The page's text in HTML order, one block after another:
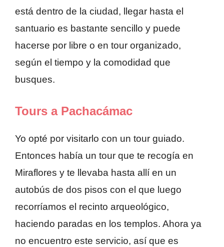
está dentro de la ciudad, llegar hasta el
santuario es bastante sencillo y puede
hacerse por libre o en tour organizado,
según el tiempo y la comodidad que
busques.
Tours a Pachacámac
Yo opté por visitarlo con un tour guiado.
Entonces había un tour que te recogía en
Miraflores y te llevaba hasta allí en un
autobús de dos pisos con el que luego
recorríamos el recinto arqueológico,
haciendo paradas en los templos. Ahora ya
no encuentro este servicio, así que es